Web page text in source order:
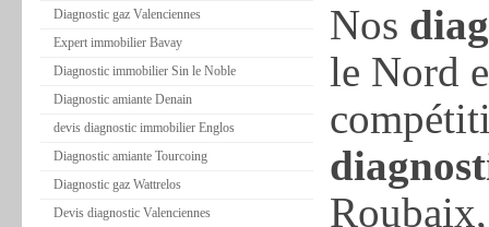
Diagnostic gaz Valenciennes
Expert immobilier Bavay
Diagnostic immobilier Sin le Noble
Diagnostic amiante Denain
devis diagnostic immobilier Englos
Diagnostic amiante Tourcoing
Diagnostic gaz Wattrelos
Devis diagnostic Valenciennes
Nos
le Nord